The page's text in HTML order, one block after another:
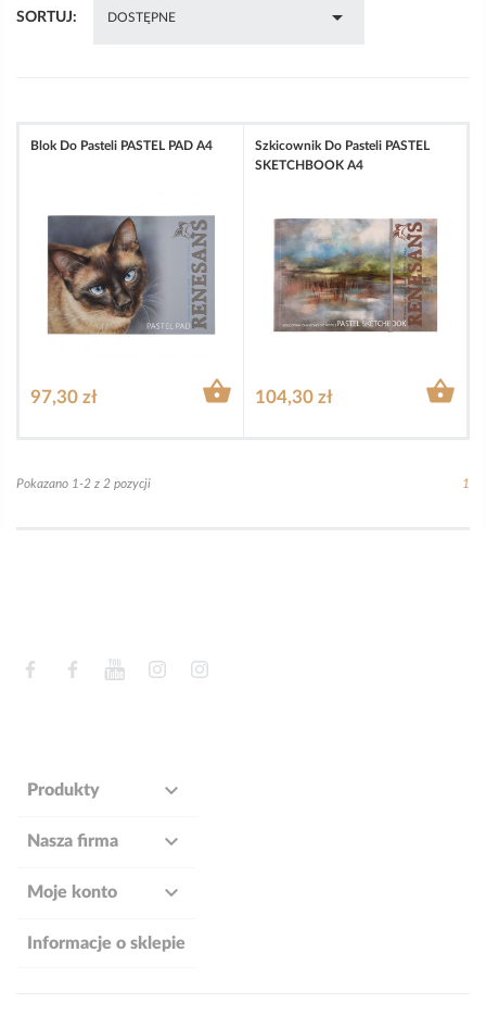
SORTUJ: DOSTĘPNE 
Blok Do Pasteli PASTEL PAD A4
97,30 zł 
Szkicownik Do Pasteli PASTEL
SKETCHBOOK A4
104,30 zł 
Pokazano 1-2 z 2 pozycji 1
FacebookFacebookYouTubeInstagram
Produkty 
Nasza firma 
Moje konto 
Informacje o sklepie